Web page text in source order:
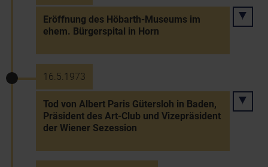
Eröffnung des Höbarth-Museums im
ehem. Bürgerspital in Horn
16.5.1973
Tod von Albert Paris Gütersloh in Baden,
Präsident des Art-Club und Vizepräsident
der Wiener Sezession